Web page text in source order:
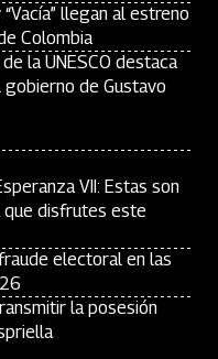
“Vacía” llegan al estreno
Colombia
la UNESCO destaca
de Gustavo
VII: Estas son
que disfrutes este
electoral en las
la posesión